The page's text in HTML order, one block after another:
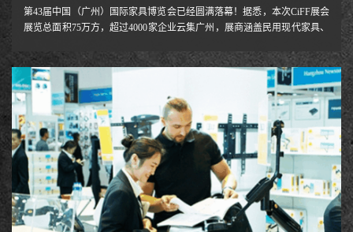
第43届中国（广州）国际家具博览会已经圆满落幕！据悉，本次CiFF展会
展览总面积75万方，超过4000家企业云集广州，展商涵盖民用现代家具、
备及配件辅料、家居设计等全题材全产业链，成为引领中国家居家具业健
康发展、拉动全球家居家具业持续增长的航母旗舰。作为人体工学支架技
术的引领者，NB携全新一代黑科技产品，亮相南丰国际会展中心。坐站
交替办公，已成为一种趋势，而如何通过办公家具的优化设计，给职场人
带来健康，这是NB一直思索的问题。带着这样的思索，